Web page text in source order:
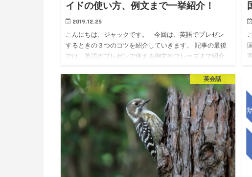
イドの使い方、例文まで一挙紹介！
2019.12.25
こんにちは、ジャックです。 今回は、英語でプレゼン
するときの３つのコツを紹介していきます。 記事の最後
では、英語のプレゼンで使える例文やフレーズまで紹介
英会話